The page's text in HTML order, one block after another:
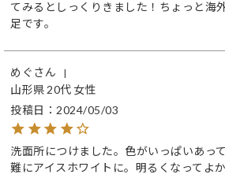
てみるとしっくりきました！ちょっと海
足です。
めぐ
山形県 20代 女性
投稿日
2024/05/03
洗面所につけました。色がいっぱいあっ
難にアイスホワイトに。明るくなってよ